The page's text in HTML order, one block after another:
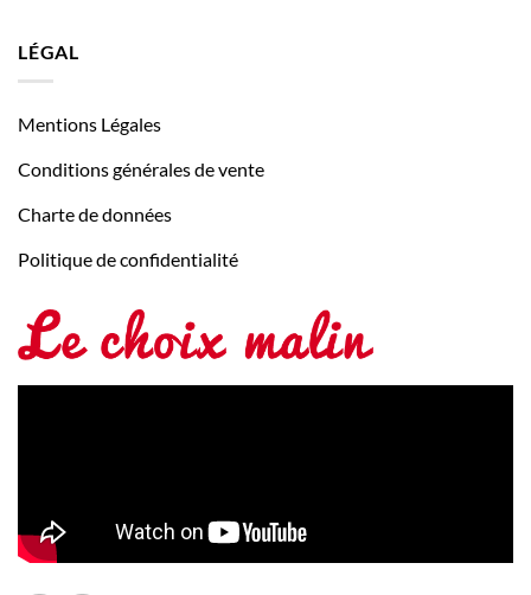
LÉGAL
Mentions Légales
Conditions générales de vente
Charte de données
Politique de confidentialité